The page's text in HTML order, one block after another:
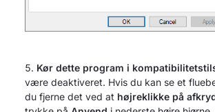
Kør dette program i
være deaktiveret. Hvis du kan se et
du fjerne det ved at højreklikke på